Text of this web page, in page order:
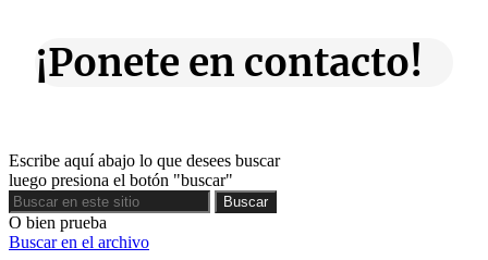
¡Ponete en contacto!
Escribe aquí abajo lo que desees buscar
luego presiona el botón "buscar"
Buscar
Buscar
O bien prueba
Buscar en el archivo